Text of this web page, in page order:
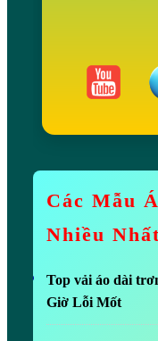
Các Mẫu
Nhiều
Top vải áo dài
Giờ Lỗi Mốt